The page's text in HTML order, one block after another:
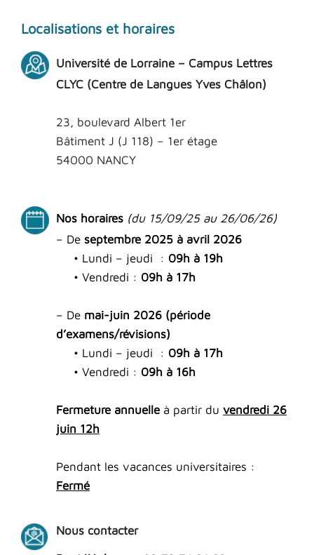
Localisations et horaires
Université de Lorraine – Campus Lettres
CLYC (Centre de Langues Yves Châlon)
23, boulevard Albert 1er
Bâtiment J (J 118) – 1er étage
54000 NANCY
Nos horaires (du 15/09/25 au 26/06/26)
– De septembre 2025 à avril 2026
• Lundi – jeudi : 09h à 19h
• Vendredi : 09h à 17h
– De mai-juin 2026 (période
d’examens/révisions)
• Lundi – jeudi : 09h à 17h
• Vendredi : 09h à 16h
Fermeture annuelle à partir du vendredi 26
juin 12h
Pendant les vacances universitaires :
Fermé
Nous contacter